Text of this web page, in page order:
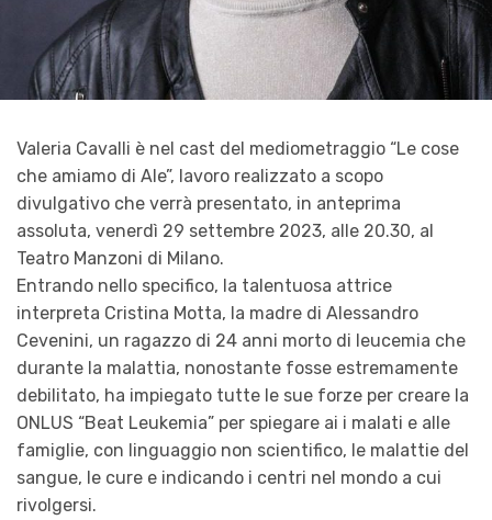
Valeria Cavalli è nel cast del mediometraggio “Le cose
che amiamo di Ale”, lavoro realizzato a scopo
divulgativo che verrà presentato, in anteprima
assoluta, venerdì 29 settembre 2023, alle 20.30, al
Teatro Manzoni di Milano.
Entrando nello specifico, la talentuosa attrice
interpreta Cristina Motta, la madre di Alessandro
Cevenini, un ragazzo di 24 anni morto di leucemia che
durante la malattia, nonostante fosse estremamente
debilitato, ha impiegato tutte le sue forze per creare la
ONLUS “Beat Leukemia” per spiegare ai i malati e alle
famiglie, con linguaggio non scientifico, le malattie del
sangue, le cure e indicando i centri nel mondo a cui
rivolgersi.